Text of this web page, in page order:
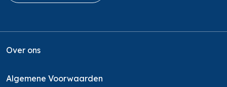
Over ons
Algemene Voorwaarden